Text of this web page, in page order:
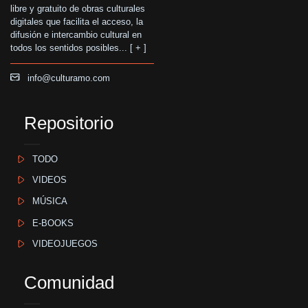
libre y gratuito de obras culturales
digitales que facilita el acceso, la
difusión e intercambio cultural en
todos los sentidos posibles... [ + ]
info@culturamo.com
Repositorio
TODO
VIDEOS
MÚSICA
E-BOOKS
VIDEOJUEGOS
Comunidad